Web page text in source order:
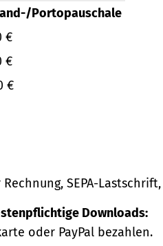
Portopauschale
€
€
€
SEPA-
Downloads:
oder PayPal bezahlen.